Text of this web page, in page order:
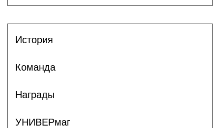
История
Команда
Награды
УНИВЕРмаг